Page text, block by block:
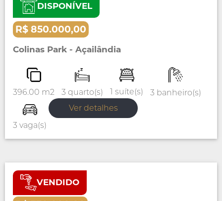
DISPONÍVEL
Venda Casa
R$ 850.000,00
Colinas Park - Açailândia
396.00 m2 3 quarto(s) 1 suíte(s) 3 banheiro(s)
3 vaga(s)
Ver detalhes
VENDIDO
Venda Casa